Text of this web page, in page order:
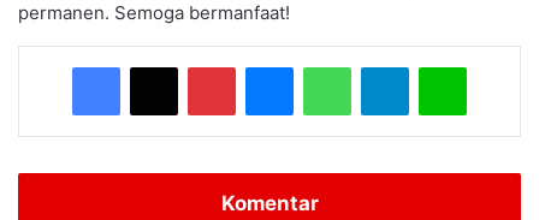
permanen. Semoga bermanfaat!
Facebook
X PinterestMessengerWhatsAppTelegramLine
Komentar